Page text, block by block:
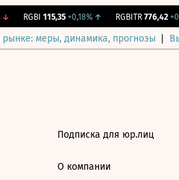
RGBI 115,35 +0,18%↑ RGBITR 776,42
меры, динамика, прогнозы
Подписка для юр.лиц
О компании